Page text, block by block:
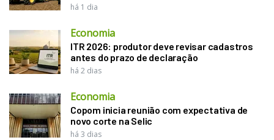
há 1 dia
Economia
ITR 2026: produtor deve revisar cadastros
antes do prazo de declaração
há 2 dias
Economia
Copom inicia reunião com expectativa de
novo corte na Selic
há 3 dias